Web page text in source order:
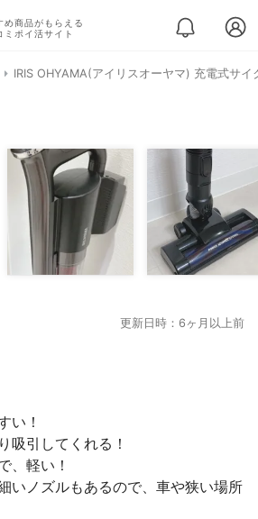
め商品がもらえる
ミポイ活サイト
IRIS OHYAMA(アイリスオーヤマ) 充電式サ
更新日時：6ヶ月以上前
い！
吸引してくれる！
、軽い！
いノズルもあるので、車や狭い場所